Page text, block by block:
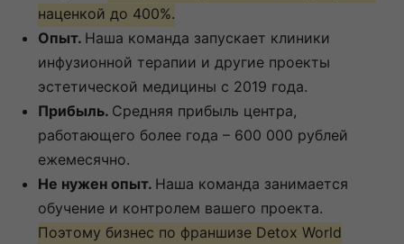
наценкой до 400%.
Опыт. Наша команда запускает клиники
инфузионной терапии и другие проекты
эстетической медицины с 2019 года.
Прибыль. Средняя прибыль центра,
работающего более года – 600 000 рублей
ежемесячно.
Не нужен опыт. Наша команда занимается
обучение и контролем вашего проекта.
Поэтому бизнес по франшизе Detox World